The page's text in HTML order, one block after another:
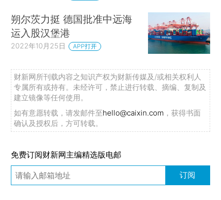
朔尔茨力挺 德国批准中远海
运入股汉堡港
2022年10月25日 APP打开
财新网所刊载内容之知识产权为财新传媒及/或相关权利人
专属所有或持有。未经许可，禁止进行转载、摘编、复制及
建立镜像等任何使用。
如有意愿转载，请发邮件至hello@caixin.com ，获得书面
确认及授权后，方可转载。
免费订阅财新网主编精选版电邮
订阅